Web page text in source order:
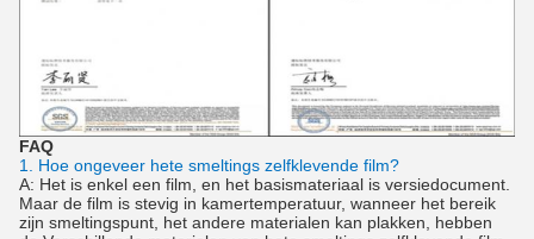
FAQ
1. Hoe ongeveer hete smeltings zelfklevende film?
A: Het is enkel een film, en het basismateriaal is versiedocument.
Maar de film is stevig in kamertemperatuur, wanneer het bereik
zijn smeltingspunt, het andere materialen kan plakken, hebben